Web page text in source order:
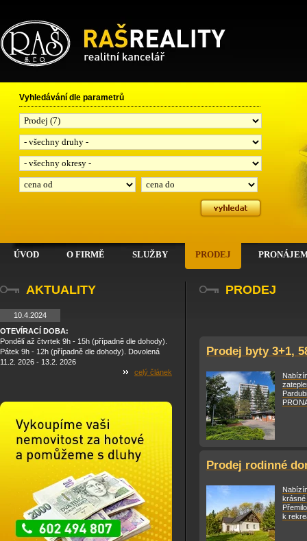
RAŠ, spol. s r.o.
Vyhledávání dle parametrů
ÚVOD O FIRMĚ SLUŽBY PRODEJ
AKTUALITY
10.4.2024
OTEVÍRACÍ DOBA:
Pondělí až čtvrtek 9h - 15h (případně dle dohody).
Pátek 9h - 12h (případně dle dohody). Dovolená
11.2. 2026 - 13.2. 2026
celý článek
PRODEJ
Prodej byty 3+1,
Prodej rodinné
krásné
k